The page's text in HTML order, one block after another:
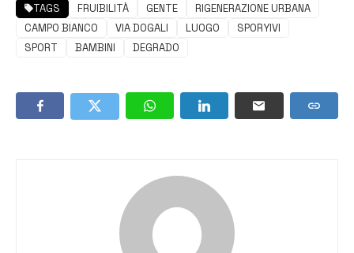
TAGS FRUIBILITÀ GENTE
RIGENERAZIONE URBANA
CAMPO BIANCO
VIA DOGALI LUOGO
SPORYIVI
SPORT
BAMBINI DEGRADO